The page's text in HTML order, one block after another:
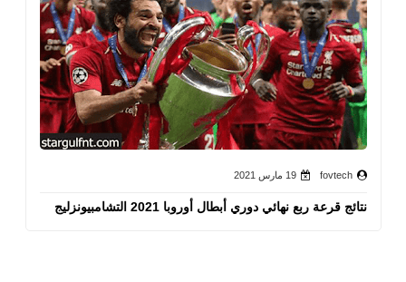
fovtech 19 مارس 2021
نتائج قرعة ربع نهائي دوري أبطال أوروبا 2021 التشامبيونزليج